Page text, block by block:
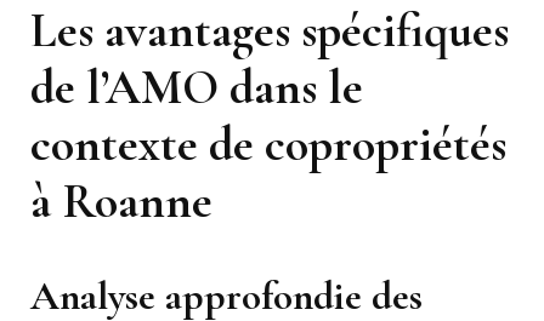
Les avantages spécifiques
de l’AMO dans le
contexte de copropriétés
à Roanne
Analyse approfondie des